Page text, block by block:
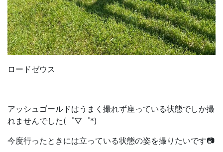
ロードゼウス
アッシュゴールドはうまく撮れず座っている状態でしか撮
れませんでした(゜▽゜*)
今度行ったときには立っている状態の姿を撮りたいです📷